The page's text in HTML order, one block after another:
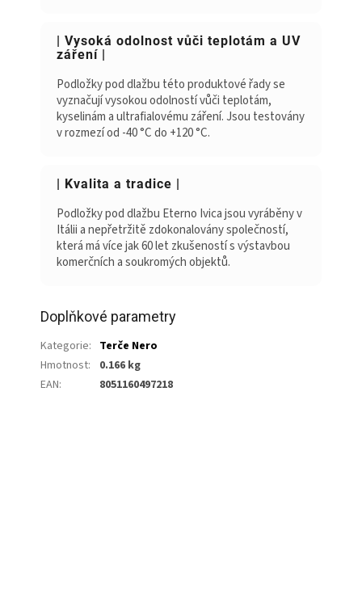
| Vysoká odolnost vůči teplotám a UV
záření |
Podložky pod dlažbu této produktové řady se
vyznačují vysokou odolností vůči teplotám,
kyselinám a ultrafialovému záření. Jsou testovány
v rozmezí od -40 °C do +120 °C.
| Kvalita a tradice |
Podložky pod dlažbu Eterno Ivica jsou vyráběny v
Itálii a nepřetržitě zdokonalovány společností,
která má více jak 60 let zkušeností s výstavbou
komerčních a soukromých objektů.
Doplňkové parametry
Kategorie: Terče Nero
Hmotnost:
0.166 kg
EAN: 8051160497218